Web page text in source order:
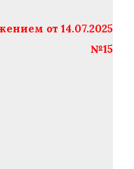
от 14.07.2025
№15